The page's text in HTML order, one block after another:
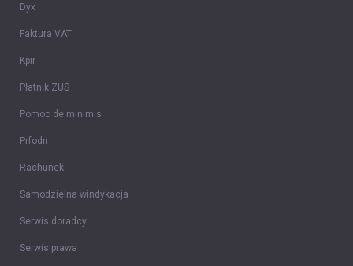
Dyx
Faktura VAT
Kpir
Płatnik ZUS
Pomoc de minimis
Prfodn
Rachunek
Samodzielna windykacja
Serwis doradcy
Serwis prawa